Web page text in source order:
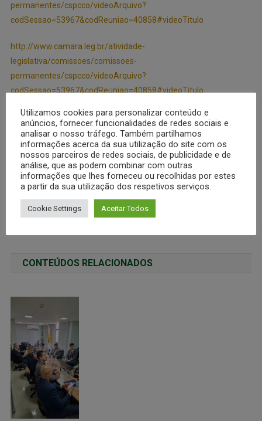
permanentes/cspcco/videoArquivo?
codSessao=53967&codReuniao=40858#videoTitulo
http://www.camara.leg.br/atividade-
legislativa/comissoes/comissoes-
permanentes/cspcco/videoArquivo?
codSessao=53967&codReuniao=40858#videoTitulo
http://www.camara.leg.br/atividade-
legislativa/comissoes/comissoes-
permanentes/cspcco/videoArquivo?
codSessao=53967&codReuniao=40858#videoTitulo
CONTEÚDOS RELACIONADOS
Utilizamos cookies para personalizar conteúdo e
anúncios, fornecer funcionalidades de redes sociais e
analisar o nosso tráfego. Também partilhamos
informações acerca da sua utilização do site com os
nossos parceiros de redes sociais, de publicidade e de
análise, que as podem combinar com outras
informações que lhes forneceu ou recolhidas por estes
a partir da sua utilização dos respetivos serviços.
Cookie Settings Aceitar Todos